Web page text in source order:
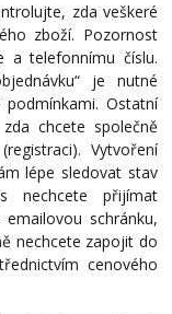
zda veškeré
zboží. Pozornost
a telefonnímu číslu.
je nutné
Ostatní
chcete společně
Vytvoření
lépe sledovat stav
nechcete přijímat
schránku,
nechcete zapojit do
cenového